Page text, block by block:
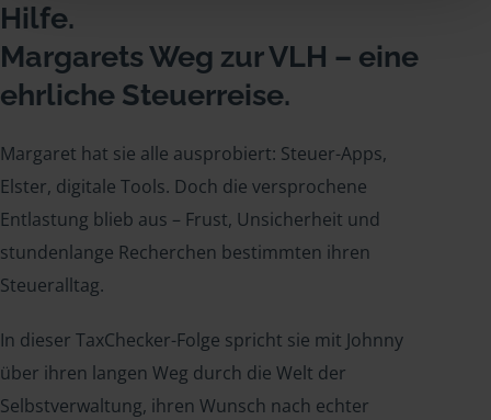
Hilfe.
Margarets Weg zur VLH – eine
ehrliche Steuerreise.
Margaret hat sie alle ausprobiert: Steuer-Apps,
Elster, digitale Tools. Doch die versprochene
Entlastung blieb aus – Frust, Unsicherheit und
stundenlange Recherchen bestimmten ihren
Steueralltag.
In dieser TaxChecker-Folge spricht sie mit Johnny
über ihren langen Weg durch die Welt der
Selbstverwaltung, ihren Wunsch nach echter